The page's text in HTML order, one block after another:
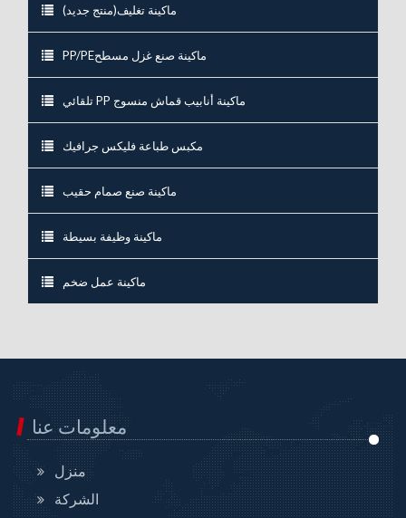
ماكينة تغليف(منتج جديد)
PP/PEماكينة صنع غزل مسطح
تلقائي PP ماكينة أنابيب قماش منسوج
مكبس طباعة فليكس جرافيك
ماكينة صنع صمام حقيب
ماكينة وظيفة بسيطة
ماكينة عمل ضخم
معلومات عنا
منزل
الشركة